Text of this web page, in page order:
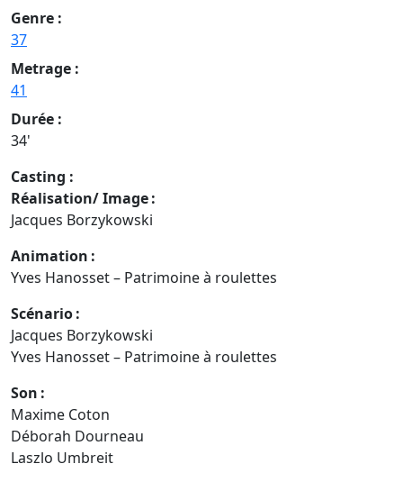
Genre :
37
Metrage :
41
Durée :
34'
Casting :
Réalisation/ Image :
Jacques Borzykowski
Animation :
Yves Hanosset – Patrimoine à roulettes
Scénario :
Jacques Borzykowski
Yves Hanosset – Patrimoine à roulettes
Son :
Maxime Coton
Déborah Dourneau
Laszlo Umbreit